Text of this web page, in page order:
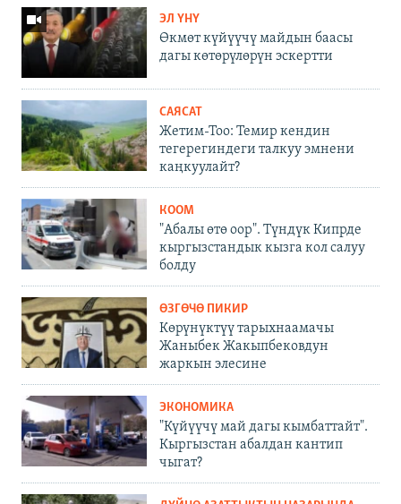
ЭЛ ҮНҮ
Өкмөт күйүүчү майдын баасы
дагы көтөрүлөрүн эскертти
САЯСАТ
Жетим-Тоо: Темир кендин
тегерегиндеги талкуу эмнени
каңкуулайт?
КООМ
"Абалы өтө оор". Түндүк Кипрде
кыргызстандык кызга кол салуу
болду
ӨЗГӨЧӨ ПИКИР
Көрүнүктүү тарыхнаамачы
Жаныбек Жакыпбековдун
жаркын элесине
ЭКОНОМИКА
"Күйүүчү май дагы кымбаттайт".
Кыргызстан абалдан кантип
чыгат?